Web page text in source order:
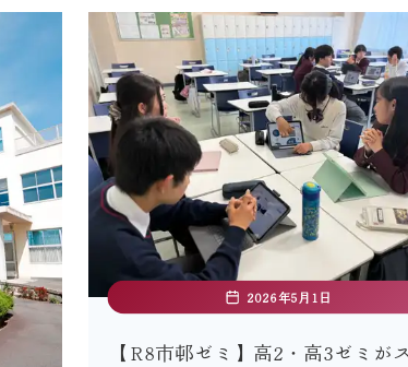
2026年5月1日
【R8市邨ゼミ】高2・高3ゼミが